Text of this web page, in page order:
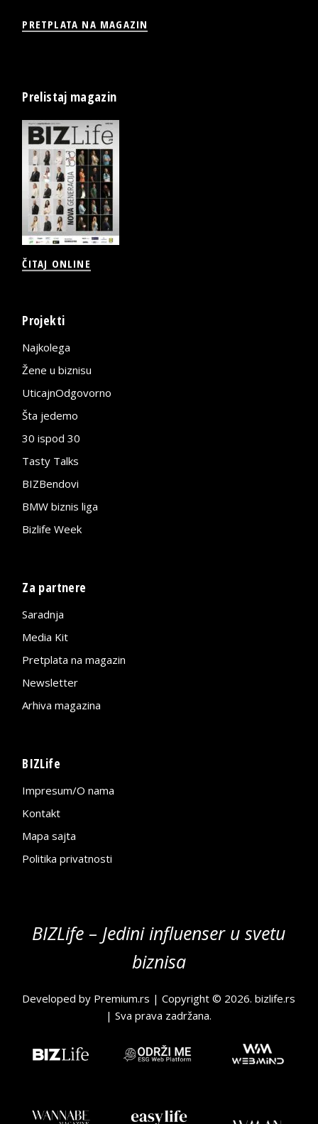
PRETPLATA NA MAGAZIN
Prelistaj magazin
ČITAJ ONLINE
Projekti
Najkolega
Žene u biznisu
UticajnOdgovorno
Šta jedemo
30 ispod 30
Tasty Talks
BIZBendovi
BMW biznis liga
Bizlife Week
Za partnere
Saradnja
Media Kit
Pretplata na magazin
Newsletter
Arhiva magazina
BIZLife
Impresum/O nama
Kontakt
Mapa sajta
Politika privatnosti
BIZLife – Jedini influenser u svetu
biznisa
Developed by Premium.rs | Copyright © 2026.bizlife.rs
| Sva prava zadržana.